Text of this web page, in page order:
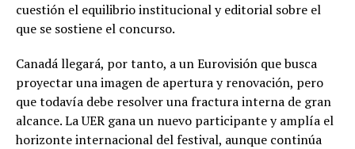
cuestión el equilibrio institucional y editorial sobre el
que se sostiene el concurso.
Canadá llegará, por tanto, a un Eurovisión que busca
proyectar una imagen de apertura y renovación, pero
que todavía debe resolver una fractura interna de gran
alcance. La UER gana un nuevo participante y amplía el
horizonte internacional del festival, aunque continúa